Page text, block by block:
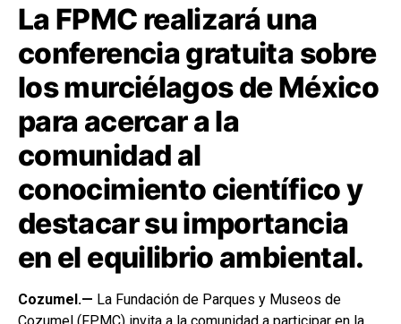
La FPMC realizará una
conferencia gratuita sobre
los murciélagos de México
para acercar a la
comunidad al
conocimiento científico y
destacar su importancia
en el equilibrio ambiental.
Cozumel.— La Fundación de Parques y Museos de
Cozumel (FPMC) invita a la comunidad a participar en la